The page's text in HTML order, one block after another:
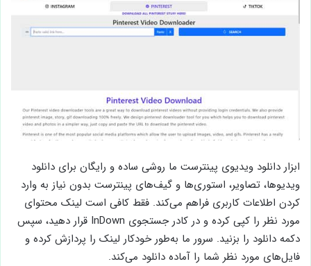
ابزار دانلود ویدیوی پینترست ما روشی ساده و رایگان برای دانلود
ویدیوها، تصاویر، استوری‌ها و گیف‌های پینترست بدون نیاز به وارد
کردن اطلاعات کاربری فراهم می‌کند. فقط کافی است لینک محتوای
مورد نظر را کپی کرده و در کادر جستجوی InDown قرار دهید، سپس
دکمه دانلود را بزنید. سرور ما به‌طور خودکار لینک را پردازش کرده و
فایل‌های مورد نظر شما را آماده دانلود می‌کند.